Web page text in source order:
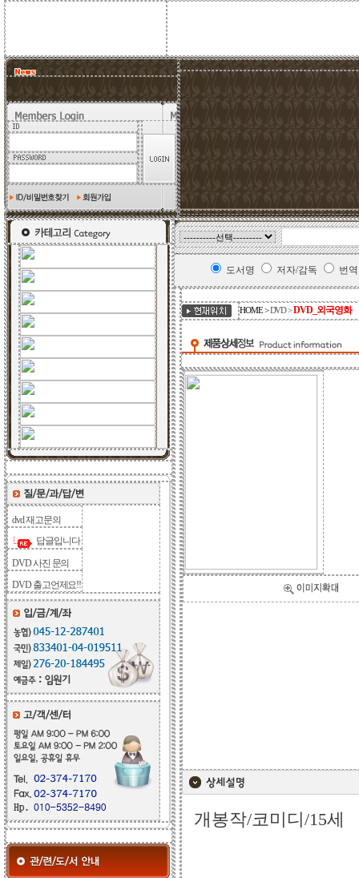
dvd 재고문의
답글입니다
DVD 사진 문의
DVD 출고언제요!!
도서명 저자/감독 번
HOME >DVD>DVD_외국영화
개봉작/코미디/15세